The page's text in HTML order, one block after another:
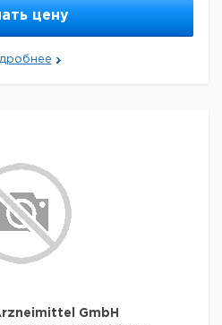
цену
GmbH